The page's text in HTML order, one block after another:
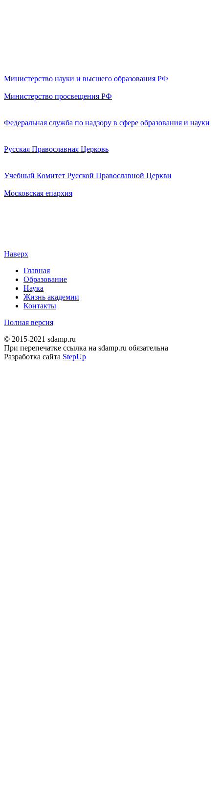
Министерство науки и высшего образования РФ
Министерство просвещения РФ
Федеральная служба по надзору в сфере образования и науки
Русская Православная Церковь
Учебный Комитет Русской Православной Церкви
Московская епархия
Наверх
Главная
Образование
Наука
Жизнь академии
Контакты
Полная версия
© 2015-2021 sdamp.ru
При перепечатке ссылка на sdamp.ru обязательна
Разработка сайта StepUp